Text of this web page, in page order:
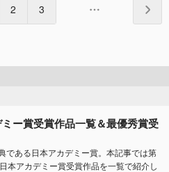
2 3
ミー賞受賞作品一覧＆最優秀賞受
である日本アカデミー賞。本記事では第
本アカデミー賞受賞作品を一覧で紹介し